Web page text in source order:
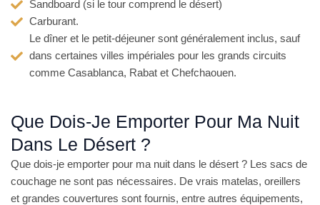
Sandboard (si le tour comprend le désert)
Carburant.
Le dîner et le petit-déjeuner sont généralement inclus, sauf
dans certaines villes impériales pour les grands circuits
comme Casablanca, Rabat et Chefchaouen.
Que Dois-Je Emporter Pour Ma Nuit
Dans Le Désert ?
Que dois-je emporter pour ma nuit dans le désert ? Les sacs de
couchage ne sont pas nécessaires. De vrais matelas, oreillers
et grandes couvertures sont fournis, entre autres équipements,